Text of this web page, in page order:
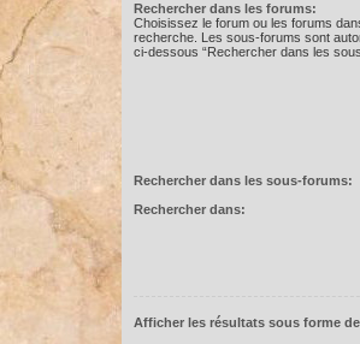
Rechercher dans les forums:
Choisissez le forum ou les forums
recherche. Les sous-forums sont
ci-dessous “Rechercher dans les
Rechercher dans les sous-forums:
Rechercher dans:
Afficher les résultats sous forme